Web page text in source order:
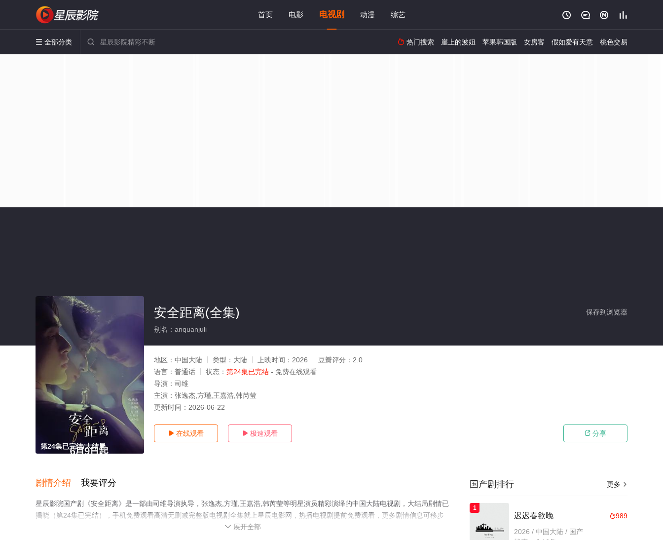
首页 电影 电视剧 动漫 综艺    
 全部分类   热门搜索 崖上的波妞 苹果韩国版 女房客 假如爱有天意 桃色交易
第24集已完结/大结局
保存到浏览器
安全距离(全集)
别名：anquanjuli
地区： 中国大陆 类型： 大陆 上映时间： 2026 豆瓣评分： 2.0
语言： 普通话 状态： 第24集已完结 - 免费在线观看
导演： 司维
主演： 张逸杰,方瑾,王嘉浩,韩芮莹
更新时间： 2026-06-22
 在线观看  极速观看  分享
剧情介绍 我要评分
星辰影院国产剧《安全距离》是一部由司维导演执导，张逸杰,方瑾,王嘉浩,韩芮莹等明星演员精彩演绎的中国大陆电视剧，大结局剧情已
揭晓（第24集已完结），手机免费观看高清无删减完整版电视剧全集就上星辰电影网，热播电视剧提前免费观看，更多剧情信息可移步
 展开全部
更多 
国产剧排行
1
989
迟迟春欲晚
2026 / 中国大陆 / 国产